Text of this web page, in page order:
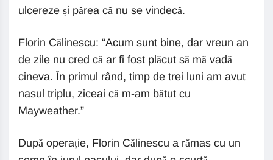
ulcereze și părea că nu se vindecă.
Florin Călinescu: “Acum sunt bine, dar vreun an
de zile nu cred că ar fi fost plăcut să mă vadă
cineva. În primul rând, timp de trei luni am avut
nasul triplu, ziceai că m-am bătut cu
Mayweather.”
După operație, Florin Călinescu a rămas cu un